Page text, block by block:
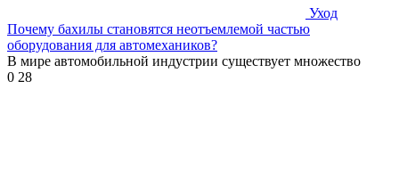
Уход
Почему бахилы становятся неотъемлемой частью
оборудования для автомехаников?
В мире автомобильной индустрии существует множество
0 28